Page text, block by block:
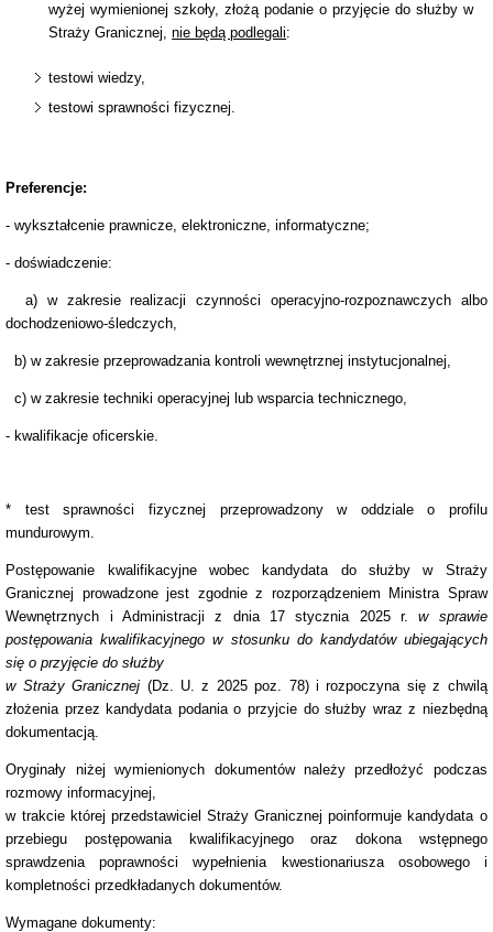
wyżej wymienionej szkoły, złożą podanie o przyjęcie do służby w
Straży Granicznej,nie będą podlegali:
testowi wiedzy,
testowi sprawności fizycznej.
Preferencje:
- wykształcenie prawnicze, elektroniczne, informatyczne;
- doświadczenie:
a) w zakresie realizacji czynności operacyjno-rozpoznawczych albo
dochodzeniowo-śledczych,
b) w zakresie przeprowadzania kontroli wewnętrznej instytucjonalnej,
c) w zakresie techniki operacyjnej lub wsparcia technicznego,
- kwalifikacje oficerskie.
* test sprawności fizycznej przeprowadzony w oddziale o profilu
mundurowym.
Postępowanie kwalifikacyjne wobec kandydata do służby w Straży
Granicznej prowadzone jest zgodnie z rozporządzeniem Ministra Spraw
Wewnętrznych i Administracji z dnia 17 stycznia 2025 r.w sprawie
postępowania kwalifikacyjnego w stosunku do kandydatów ubiegających
się o przyjęcie do służby
w Straży Granicznej (Dz. U. z 2025 poz. 78) i rozpoczyna się z chwilą
złożenia przez kandydata podania o przyjcie do służby wraz z niezbędną
dokumentacją.
Oryginały niżej wymienionych dokumentów należy przedłożyć podczas
rozmowy informacyjnej,
w trakcie której przedstawiciel Straży Granicznej poinformuje kandydata o
przebiegu postępowania kwalifikacyjnego oraz dokona wstępnego
sprawdzenia poprawności wypełnienia kwestionariusza osobowego i
kompletności przedkładanych dokumentów.
Wymagane dokumenty: